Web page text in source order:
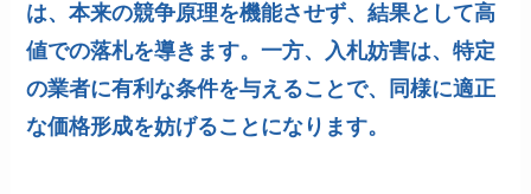
は、本来の競争原理を機能させず、結果として高
値での落札を導きます。一方、入札妨害は、特定
の業者に有利な条件を与えることで、同様に適正
な価格形成を妨げることになります。